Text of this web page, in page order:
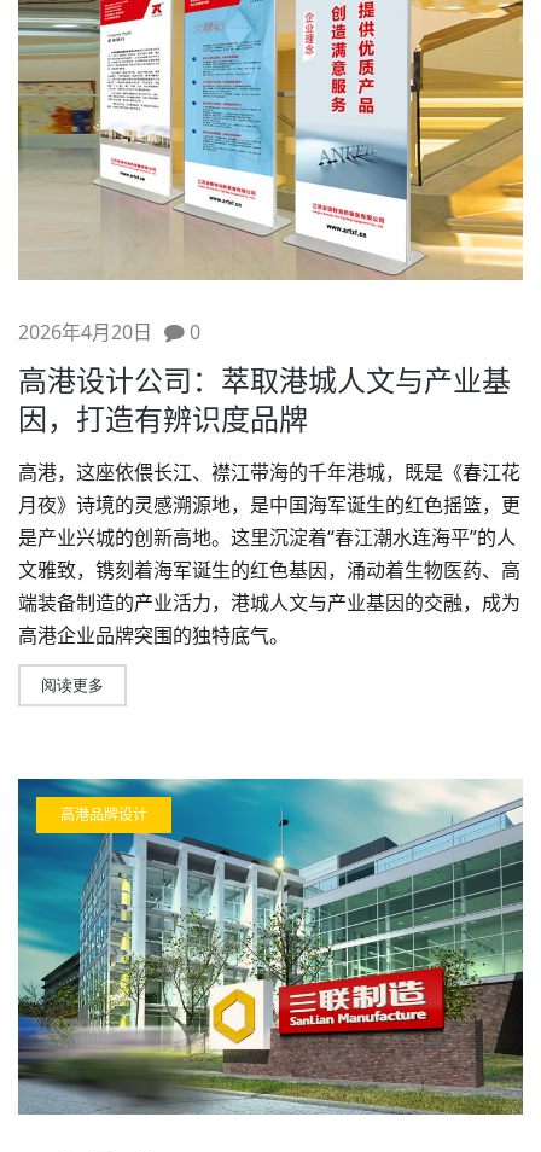
2026年4月20日 0
高港设计公司：萃取港城人文与产业基
因，打造有辨识度品牌
高港，这座依偎长江、襟江带海的千年港城，既是《春江花
月夜》诗境的灵感溯源地，是中国海军诞生的红色摇篮，更
是产业兴城的创新高地。这里沉淀着“春江潮水连海平”的人
文雅致，镌刻着海军诞生的红色基因，涌动着生物医药、高
端装备制造的产业活力，港城人文与产业基因的交融，成为
高港企业品牌突围的独特底气。
阅读更多
高港品牌设计